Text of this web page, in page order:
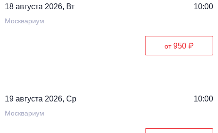
18 августа 2026, Вт 10:00
Москвариум
от950 ₽
19 августа 2026, Ср 10:00
Москвариум